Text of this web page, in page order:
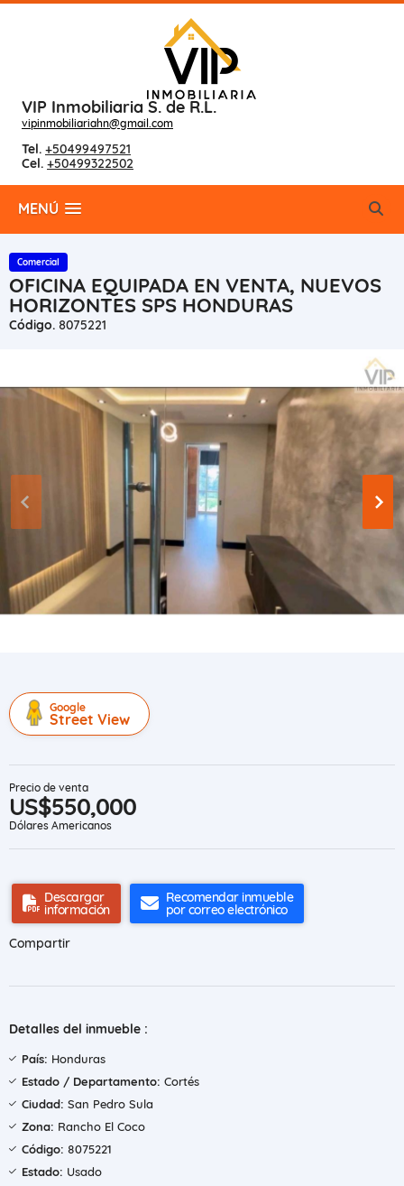
VIP Inmobiliaria S. de R.L.
vipinmobiliariahn@gmail.com
Tel. +50499497521
Cel. +50499322502
MENÚ
Comercial
OFICINA EQUIPADA EN VENTA, NUEVOS
HORIZONTES SPS HONDURAS
Código. 8075221
Google
Street View
Precio de venta
US$550,000
Dólares Americanos
Descargar
información
Recomendar inmueble
por correo electrónico
Compartir
Detalles del inmueble :
País: Honduras
Estado / Departamento: Cortés
Ciudad: San Pedro Sula
Zona: Rancho El Coco
Código: 8075221
Estado: Usado